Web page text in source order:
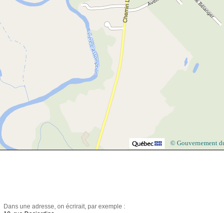
© Gouvernement
Dans une adresse, on écrirait, par exemple :